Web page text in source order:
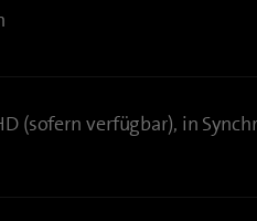
(sofern verfügbar), in